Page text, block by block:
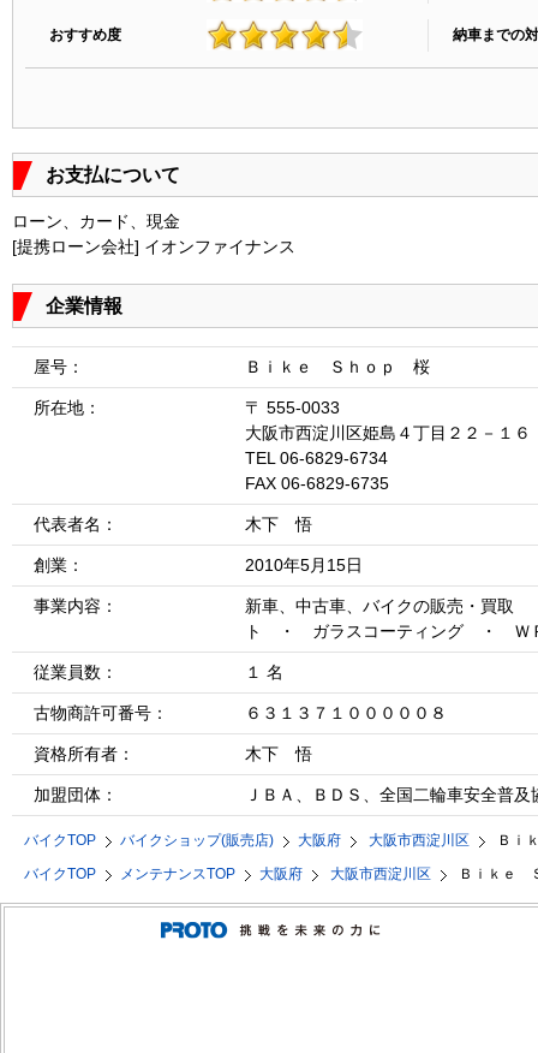
4.6
おすすめ度
4.5
納車までの
お支払について
ローン、カード、現金
[提携ローン会社] イオンファイナンス
企業情報
屋号： Ｂｉｋｅ Ｓｈｏｐ 桜
所在地：
〒 555-0033
大阪市西淀川区姫島４丁目２２－１６
TEL 06-6829-6734
FAX 06-6829-6735
代表者名： 木下 悟
創業： 2010年5月15日
事業内容：
新車、中古車、バイクの販売・買
ト ・ ガラスコーティング ・ Ｗ
従業員数： １ 名
古物商許可番号： ６３１３７１０００００８
資格所有者： 木下 悟
加盟団体： ＪＢＡ、ＢＤＳ、全国二輪車安全普及
バイクTOP バイクショップ(販売店) 大阪府 大阪市西淀川区
Ｂｉ
バイクTOP
メンテナンスTOP 大阪府 大阪市西淀川区 Ｂｉｋｅ